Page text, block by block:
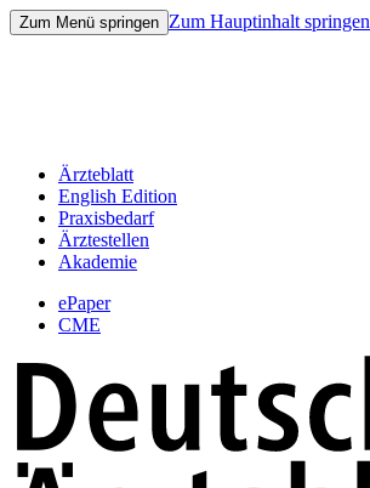
Zum Menü springen Zum Hauptinhalt springen
Ärzteblatt
English Edition
Praxisbedarf
Ärztestellen
Akademie
ePaper
CME